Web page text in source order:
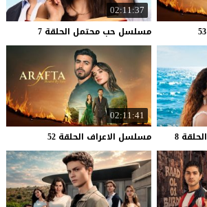
53
02:11:37
مسلسل حب محتمل الحلقة 7
الحلقة 8
02:11:41
مسلسل الاعراف الحلقة 52